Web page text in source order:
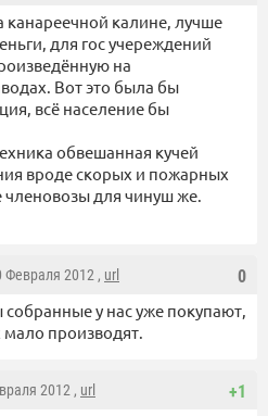
канареечной калине, лучше
для гос учереждений
на
Вот это была бы
всё население бы
обвешанная кучей
вроде скорых и пожарных
для чинуш же.
0
Февраля 2012 , url
у нас уже покупают,
мало производят.
+1
2012 , url